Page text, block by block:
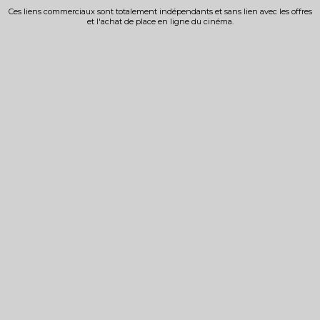
Ces liens commerciaux sont totalement indépendants et sans lien avec les offres
et l'achat de place en ligne du cinéma.